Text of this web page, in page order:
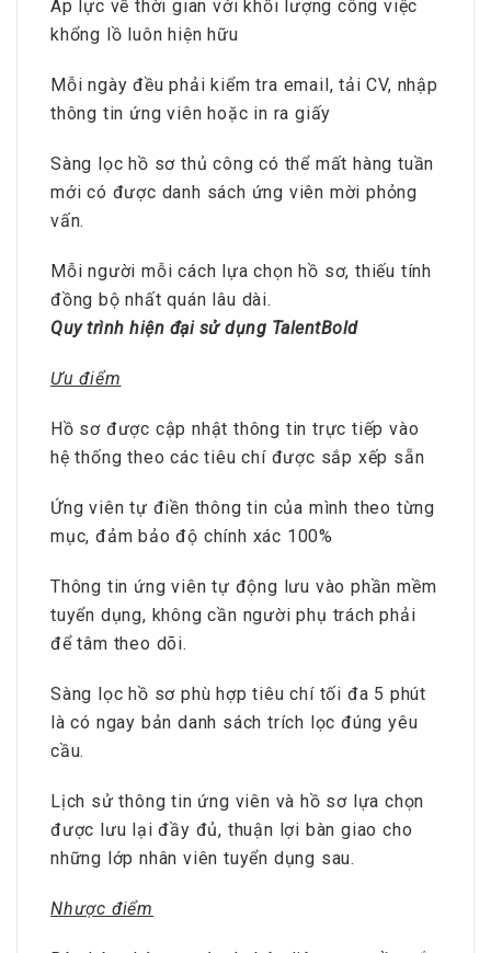
Áp lực về thời gian với khối lượng công việc
khổng lồ luôn hiện hữu
Mỗi ngày đều phải kiểm tra email, tải CV, nhập
thông tin ứng viên hoặc in ra giấy
Sàng lọc hồ sơ thủ công có thể mất hàng tuần
mới có được danh sách ứng viên mời phỏng
vấn.
Mỗi người mỗi cách lựa chọn hồ sơ, thiếu tính
đồng bộ nhất quán lâu dài.
Quy trình hiện đại sử dụng TalentBold
Ưu điểm
Hồ sơ được cập nhật thông tin trực tiếp vào
hệ thống theo các tiêu chí được sắp xếp sẵn
Ứng viên tự điền thông tin của mình theo từng
mục, đảm bảo độ chính xác 100%
Thông tin ứng viên tự động lưu vào phần mềm
tuyển dụng, không cần người phụ trách phải
để tâm theo dõi.
Sàng lọc hồ sơ phù hợp tiêu chí tối đa 5 phút
là có ngay bản danh sách trích lọc đúng yêu
cầu.
Lịch sử thông tin ứng viên và hồ sơ lựa chọn
được lưu lại đầy đủ, thuận lợi bàn giao cho
những lớp nhân viên tuyển dụng sau.
Nhược điểm